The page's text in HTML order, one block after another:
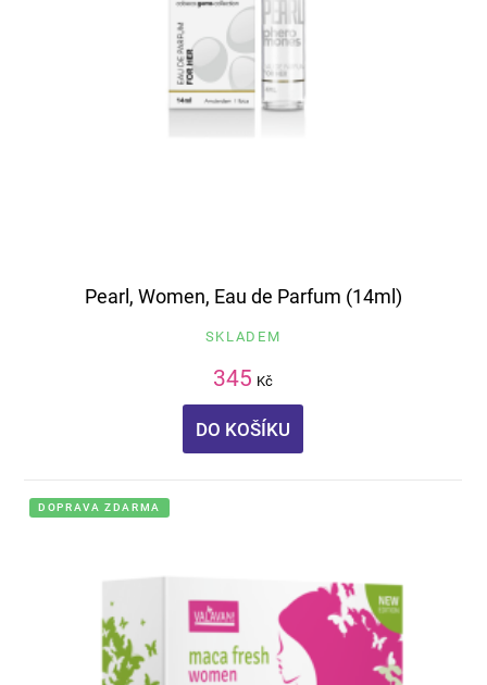
Pearl, Women, Eau de Parfum (14ml)
SKLADEM
345 Kč
DO KOŠÍKU
DOPRAVA ZDARMA